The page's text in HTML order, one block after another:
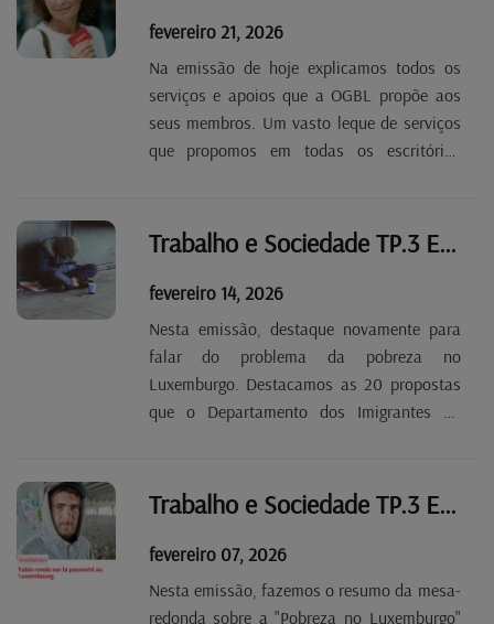
fevereiro 21, 2026
Na emissão de hoje explicamos todos os
serviços e apoios que a OGBL propõe aos
seus membros. Um vasto leque de serviços
que propomos em todas os escritórios
os nossos afiliados que residem do outro
Trabalho e Sociedade TP.3 EP 19
fevereiro 14, 2026
Nesta emissão, destaque novamente para
falar do problema da pobreza no
Luxemburgo. Destacamos as 20 propostas
que o Departamento dos Imigrantes da
medidas dizem respeito à Habitação.
Trabalho e Sociedade TP.3 EP 18
fevereiro 07, 2026
Nesta emissão, fazemos o resumo da mesa-
redonda sobre a "Pobreza no Luxemburgo"